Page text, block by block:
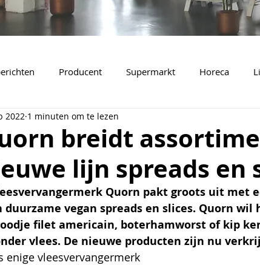
Producent Supermarkt Horeca
Vacatures Algemeen
breidt
lijn spreads en
2022 1 minuten om te lezen
Quorn pakt groots uit met
duurzame vegan spreads en slices. Quorn
filet americain, boterhamworst of kip
vlees. De nieuwe producten zijn nu
enige vleesvervangermerk